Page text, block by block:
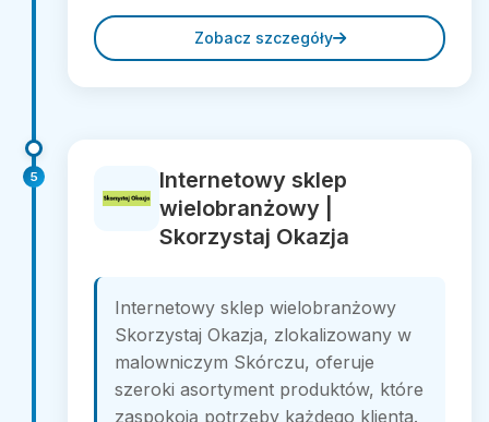
Zobacz szczegóły
5
Internetowy sklep
wielobranżowy |
Skorzystaj Okazja
Internetowy sklep wielobranżowy
Skorzystaj Okazja, zlokalizowany w
malowniczym Skórczu, oferuje
szeroki asortyment produktów, które
zaspokoją potrzeby każdego klienta.